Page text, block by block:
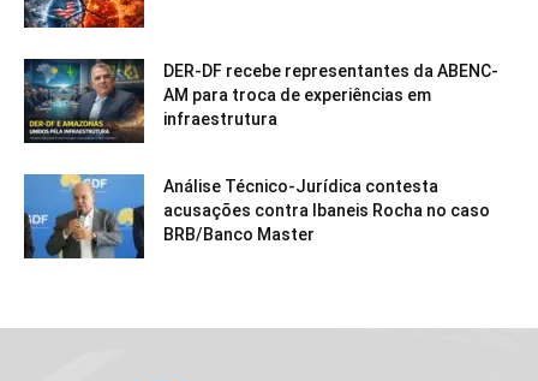
DER-DF recebe representantes da ABENC-
AM para troca de experiências em
infraestrutura
Análise Técnico-Jurídica contesta
acusações contra Ibaneis Rocha no caso
BRB/Banco Master